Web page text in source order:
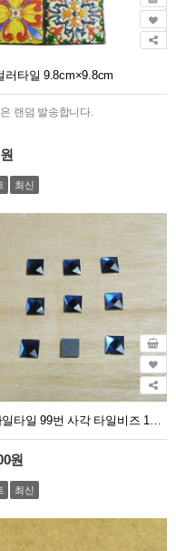
러타일 9.8cm×9.8cm
랜덤 발송합니다.
최신
원
최신